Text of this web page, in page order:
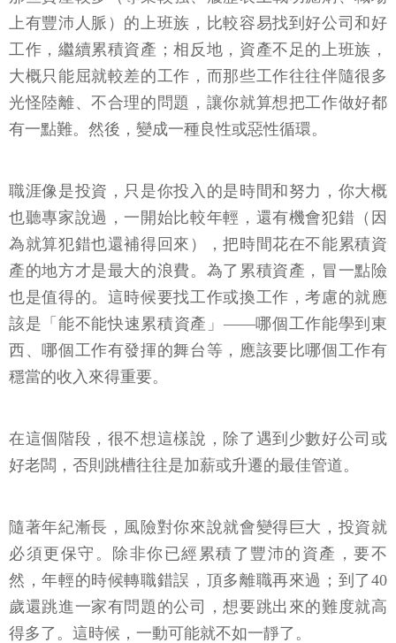
上有豐沛人脈）的上班族，比較容易找到好公司和好
工作，繼續累積資產；相反地，資產不足的上班族，
大概只能屈就較差的工作，而那些工作往往伴隨很多
光怪陸離、不合理的問題，讓你就算想把工作做好都
有一點難。然後，變成一種良性或惡性循環。
職涯像是投資，只是你投入的是時間和努力，你大概
也聽專家說過，一開始比較年輕，還有機會犯錯（因
為就算犯錯也還補得回來），把時間花在不能累積資
產的地方才是最大的浪費。為了累積資產，冒一點險
也是值得的。這時候要找工作或換工作，考慮的就應
該是「能不能快速累積資產」——哪個工作能學到東
西、哪個工作有發揮的舞台等，應該要比哪個工作有
穩當的收入來得重要。
在這個階段，很不想這樣說，除了遇到少數好公司或
好老闆，否則跳槽往往是加薪或升遷的最佳管道。
隨著年紀漸長，風險對你來說就會變得巨大，投資就
必須更保守。除非你已經累積了豐沛的資產，要不
然，年輕的時候轉職錯誤，頂多離職再來過；到了40
歲還跳進一家有問題的公司，想要跳出來的難度就高
得多了。這時候，一動可能就不如一靜了。